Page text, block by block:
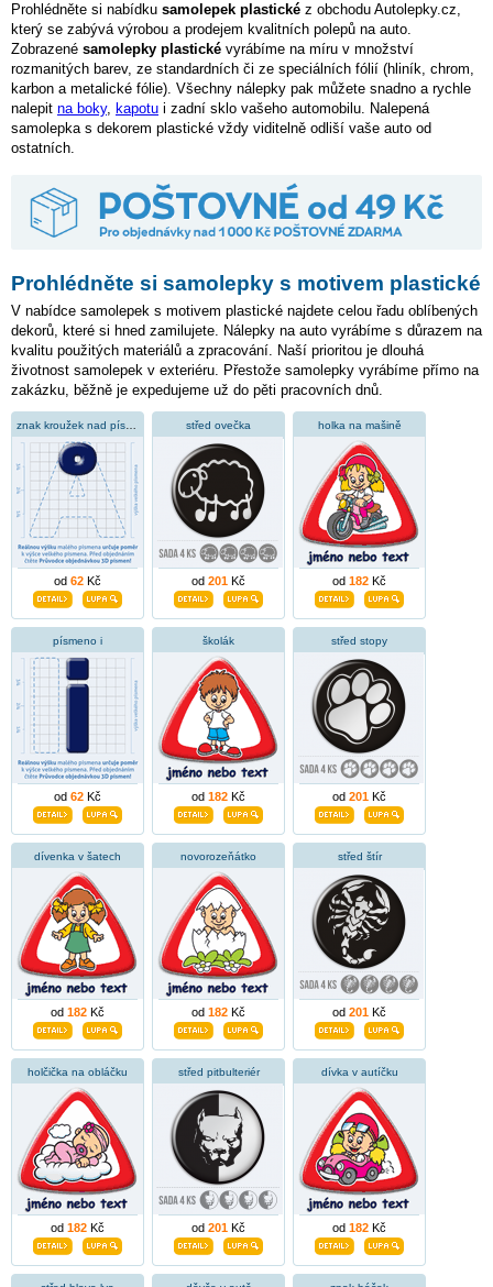
Prohlédněte si nabídku samolepek plastické z obchodu Autolepky.cz,
který se zabývá výrobou a prodejem kvalitních polepů na auto.
Zobrazené samolepky plastické vyrábíme na míru v množství
rozmanitých barev, ze standardních či ze speciálních fólií (hliník, chrom,
karbon a metalické fólie). Všechny nálepky pak můžete snadno a rychle
nalepit na boky, kapotu i zadní sklo vašeho automobilu. Nalepená
samolepka s dekorem plastické vždy viditelně odliší vaše auto od
ostatních.
Prohlédněte si samolepky s motivem plastické
V nabídce samolepek s motivem plastické najdete celou řadu oblíbených
dekorů, které si hned zamilujete. Nálepky na auto vyrábíme s důrazem na
kvalitu použitých materiálů a zpracování. Naší prioritou je dlouhá
životnost samolepek v exteriéru. Přestože samolepky vyrábíme přímo na
zakázku, běžně je expedujeme už do pěti pracovních dnů.
od 62 Kč
střed ovečka
od 201 Kč
holka na mašině
od 182 Kč
písmeno i
od 62 Kč
školák
od 182 Kč
střed stopy
od 201 Kč
dívenka v šatech
od 182 Kč
novorozeňátko
od 182 Kč
střed štír
od 201 Kč
holčička na obláčku
od 182 Kč
střed pitbulteriér
od 201 Kč
dívka v autíčku
od 182 Kč